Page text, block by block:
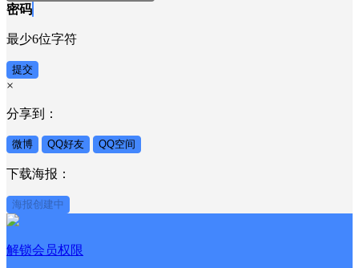
密码
最少6位字符
提交
×
分享到：
微博 QQ好友 QQ空间
下载海报：
海报创建中
解锁会员权限